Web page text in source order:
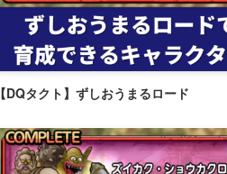
【DQタクト】ずしおうまるロード